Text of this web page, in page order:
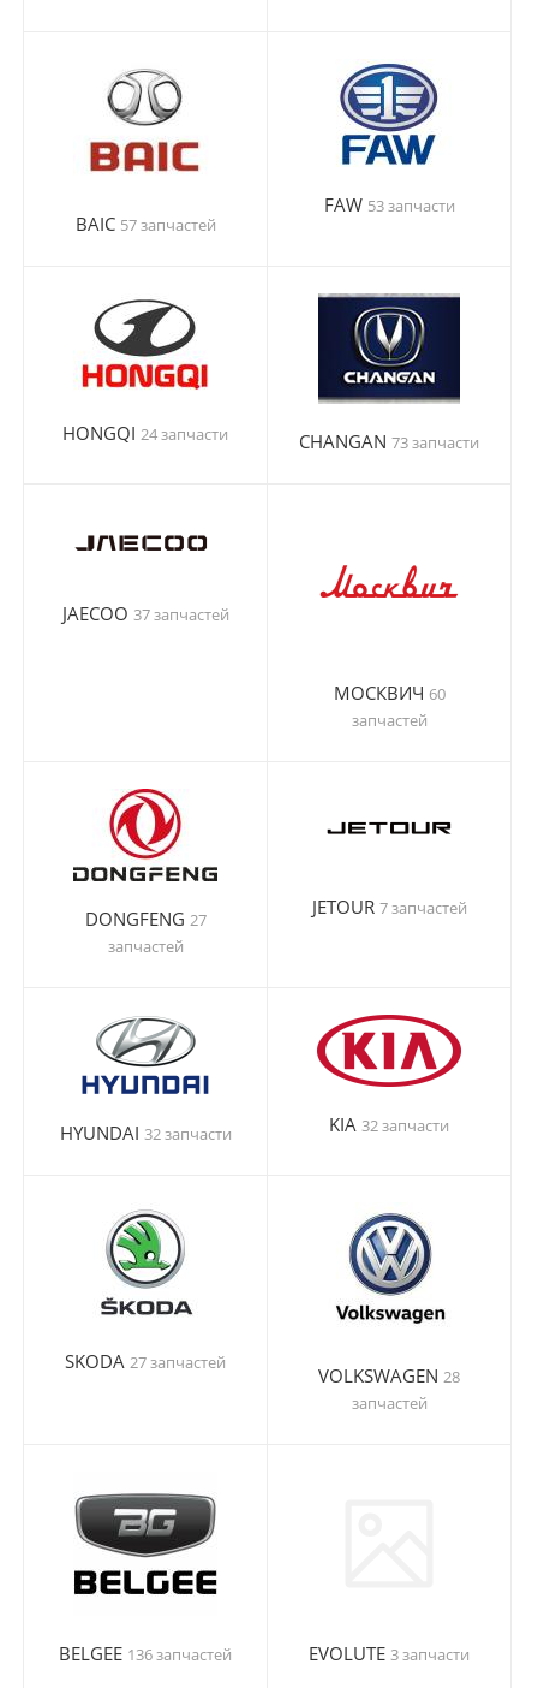
BAIC 57 запчастей
FAW 53 запчасти
HONGQI 24 запчасти CHANGAN 73 запчасти
JAECOO 37 запчастей
МОСКВИЧ 60
запчастей
DONGFENG 27
запчастей
JETOUR 7 запчастей
HYUNDAI 32 запчасти KIA 32 запчасти
SKODA 27 запчастей
VOLKSWAGEN 28
запчастей
BELGEE 136 запчастей EVOLUTE 3 запчасти